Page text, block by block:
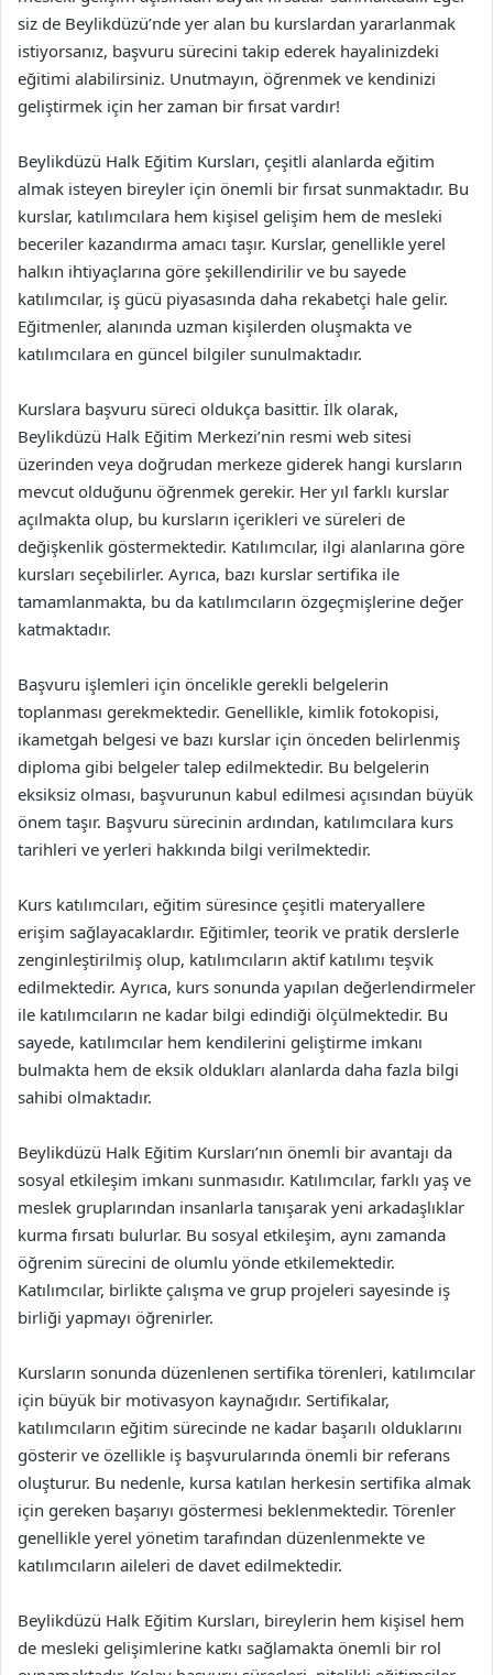
siz de Beylikdüzü’nde yer alan bu kurslardan yararlanmak
istiyorsanız, başvuru sürecini takip ederek hayalinizdeki
eğitimi alabilirsiniz. Unutmayın, öğrenmek ve kendinizi
geliştirmek için her zaman bir fırsat vardır!
Beylikdüzü Halk Eğitim Kursları, çeşitli alanlarda eğitim
almak isteyen bireyler için önemli bir fırsat sunmaktadır. Bu
kurslar, katılımcılara hem kişisel gelişim hem de mesleki
beceriler kazandırma amacı taşır. Kurslar, genellikle yerel
halkın ihtiyaçlarına göre şekillendirilir ve bu sayede
katılımcılar, iş gücü piyasasında daha rekabetçi hale gelir.
Eğitmenler, alanında uzman kişilerden oluşmakta ve
katılımcılara en güncel bilgiler sunulmaktadır.
Kurslara başvuru süreci oldukça basittir. İlk olarak,
Beylikdüzü Halk Eğitim Merkezi’nin resmi web sitesi
üzerinden veya doğrudan merkeze giderek hangi kursların
mevcut olduğunu öğrenmek gerekir. Her yıl farklı kurslar
açılmakta olup, bu kursların içerikleri ve süreleri de
değişkenlik göstermektedir. Katılımcılar, ilgi alanlarına göre
kursları seçebilirler. Ayrıca, bazı kurslar sertifika ile
tamamlanmakta, bu da katılımcıların özgeçmişlerine değer
katmaktadır.
Başvuru işlemleri için öncelikle gerekli belgelerin
toplanması gerekmektedir. Genellikle, kimlik fotokopisi,
ikametgah belgesi ve bazı kurslar için önceden belirlenmiş
diploma gibi belgeler talep edilmektedir. Bu belgelerin
eksiksiz olması, başvurunun kabul edilmesi açısından büyük
önem taşır. Başvuru sürecinin ardından, katılımcılara kurs
tarihleri ve yerleri hakkında bilgi verilmektedir.
Kurs katılımcıları, eğitim süresince çeşitli materyallere
erişim sağlayacaklardır. Eğitimler, teorik ve pratik derslerle
zenginleştirilmiş olup, katılımcıların aktif katılımı teşvik
edilmektedir. Ayrıca, kurs sonunda yapılan değerlendirmeler
ile katılımcıların ne kadar bilgi edindiği ölçülmektedir. Bu
sayede, katılımcılar hem kendilerini geliştirme imkanı
bulmakta hem de eksik oldukları alanlarda daha fazla bilgi
sahibi olmaktadır.
Beylikdüzü Halk Eğitim Kursları’nın önemli bir avantajı da
sosyal etkileşim imkanı sunmasıdır. Katılımcılar, farklı yaş ve
meslek gruplarından insanlarla tanışarak yeni arkadaşlıklar
kurma fırsatı bulurlar. Bu sosyal etkileşim, aynı zamanda
öğrenim sürecini de olumlu yönde etkilemektedir.
Katılımcılar, birlikte çalışma ve grup projeleri sayesinde iş
birliği yapmayı öğrenirler.
Kursların sonunda düzenlenen sertifika törenleri, katılımcılar
için büyük bir motivasyon kaynağıdır. Sertifikalar,
katılımcıların eğitim sürecinde ne kadar başarılı olduklarını
gösterir ve özellikle iş başvurularında önemli bir referans
oluşturur. Bu nedenle, kursa katılan herkesin sertifika almak
için gereken başarıyı göstermesi beklenmektedir. Törenler
genellikle yerel yönetim tarafından düzenlenmekte ve
katılımcıların aileleri de davet edilmektedir.
Beylikdüzü Halk Eğitim Kursları, bireylerin hem kişisel hem
de mesleki gelişimlerine katkı sağlamakta önemli bir rol